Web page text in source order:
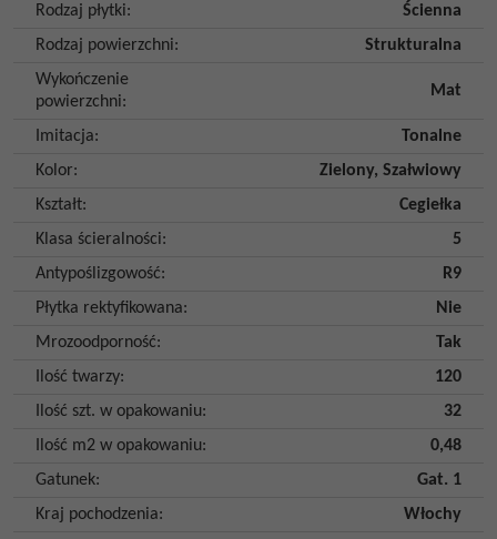
Rodzaj płytki:
Ścienna
Rodzaj powierzchni:
Strukturalna
Wykończenie
powierzchni:
Mat
Imitacja:
Tonalne
Kolor: Zielony, Szałwiowy
Kształt:
Cegiełka
Klasa ścieralności:
5
Antypoślizgowość:
R9
Płytka rektyfikowana:
Nie
Mrozoodporność:
Tak
Ilość twarzy:
120
Ilość szt. w opakowaniu:
32
Ilość m2 w opakowaniu:
0,48
Gatunek:
Gat. 1
Kraj pochodzenia: Włochy